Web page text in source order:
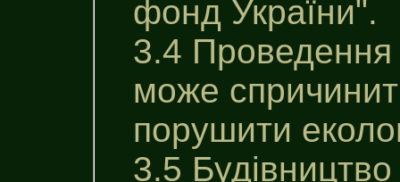
фонд України".
3.4 Проведення
може
порушити
3.5